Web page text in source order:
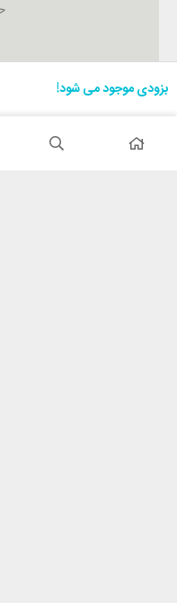
بزودی موجود می شود!